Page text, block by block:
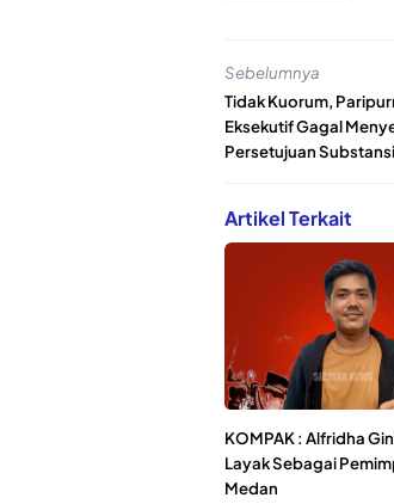
Sebelumnya
Tidak Kuorum,
Eksekutif Gagal
Persetujuan
Artikel Terkait
KOMPAK : Alfridha
Layak Sebagai
Medan